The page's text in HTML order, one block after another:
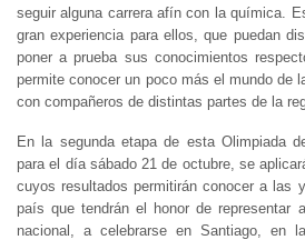
seguir alguna carrera afín con la química.
gran experiencia para ellos, que puedan
poner a prueba sus conocimientos
permite conocer un poco más el mundo de
con compañeros de distintas partes de la
En la segunda etapa de esta Olimpiada
para el día sábado 21 de octubre, se
cuyos resultados permitirán conocer a las
país que tendrán el honor de representar
nacional, a celebrarse en Santiago, en